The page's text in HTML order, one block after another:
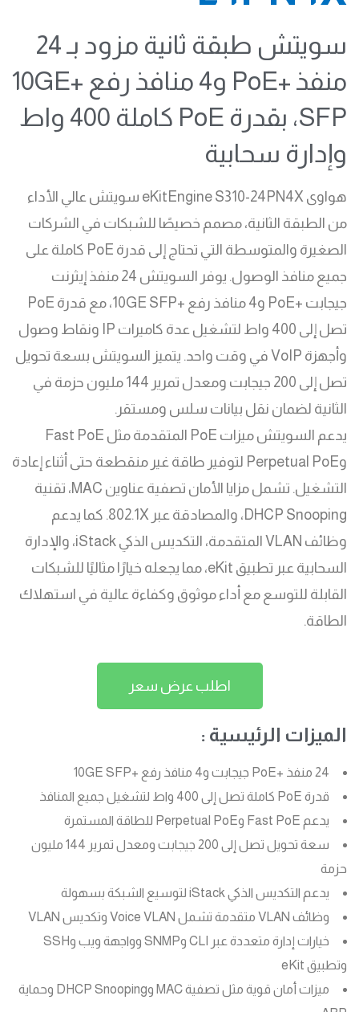
سويتش طبقة ثانية مزود بـ 24
منفذ +PoE و4 منافذ رفع +10GE
SFP، بقدرة PoE كاملة 400 واط
وإدارة سحابية
هواوى eKitEngine S310-24PN4X سويتش عالي الأداء
من الطبقة الثانية، مصمم خصيصًا للشبكات في الشركات
الصغيرة والمتوسطة التي تحتاج إلى قدرة PoE كاملة على
جميع منافذ الوصول. يوفر السويتش 24 منفذ إيثرنت
جيجابت +PoE و4 منافذ رفع +10GE SFP، مع قدرة PoE
تصل إلى 400 واط لتشغيل عدة كاميرات IP ونقاط وصول
وأجهزة VoIP في وقت واحد. يتميز السويتش بسعة تحويل
تصل إلى 200 جيجابت ومعدل تمرير 144 مليون حزمة في
الثانية لضمان نقل بيانات سلس ومستقر.
يدعم السويتش ميزات PoE المتقدمة مثل Fast PoE
وPerpetual PoE لتوفير طاقة غير منقطعة حتى أثناء إعادة
التشغيل. تشمل مزايا الأمان تصفية عناوين MAC، تقنية
DHCP Snooping، والمصادقة عبر 802.1X. كما يدعم
وظائف VLAN المتقدمة، التكديس الذكي iStack، والإدارة
السحابية عبر تطبيق eKit، مما يجعله خيارًا مثاليًا للشبكات
القابلة للتوسع مع أداء موثوق وكفاءة عالية في استهلاك
الطاقة.
اطلب عرض سعر
الميزات الرئيسية :
24 منفذ +PoE جيجابت و4 منافذ رفع +10GE SFP
قدرة PoE كاملة تصل إلى 400 واط لتشغيل جميع المنافذ
يدعم Fast PoE وPerpetual PoE للطاقة المستمرة
سعة تحويل تصل إلى 200 جيجابت ومعدل تمرير 144 مليون
حزمة
يدعم التكديس الذكي iStack لتوسيع الشبكة بسهولة
وظائف VLAN متقدمة تشمل Voice VLAN وتكديس VLAN
خيارات إدارة متعددة عبر CLI وSNMP وواجهة ويب وSSH
وتطبيق eKit
ميزات أمان قوية مثل تصفية MAC وDHCP Snooping وحماية